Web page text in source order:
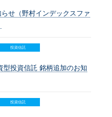
せ（野村インデックスファ
投資信託
型投資信託 銘柄追加のお知
投資信託